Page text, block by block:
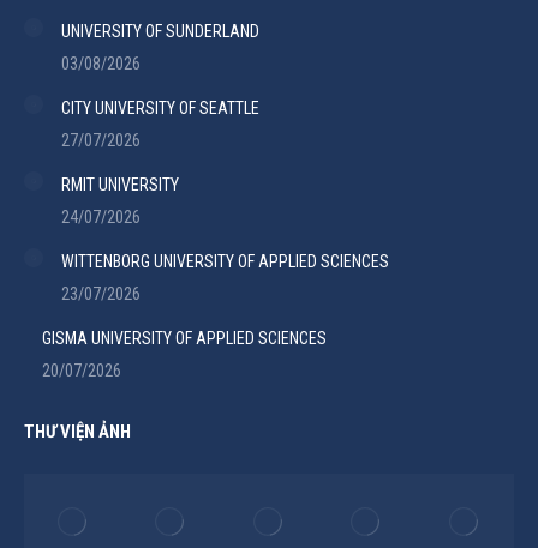
UNIVERSITY OF SUNDERLAND
03/08/2026
CITY UNIVERSITY OF SEATTLE
27/07/2026
RMIT UNIVERSITY
24/07/2026
WITTENBORG UNIVERSITY OF APPLIED SCIENCES
23/07/2026
GISMA UNIVERSITY OF APPLIED SCIENCES
20/07/2026
THƯ VIỆN ẢNH